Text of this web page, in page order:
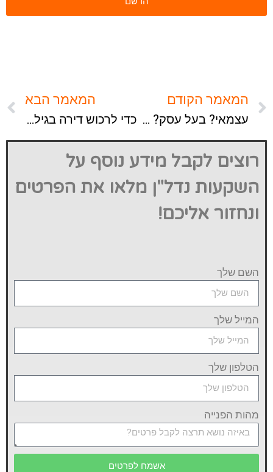
המאמר הקודם
עצמאי? בעל עסק? שוב נדפק לכם התזרים בגלל מלחמה?
המאמר הבא
כדי לרכוש דירה בגיל 18, צריך להתחיל בגיל 10
רוצים לקבל מידע נוסף על
השקעות נדל"ן מלאו את הפרטים
ונחזור אליכם!
השם שלך
המייל שלך
הטלפון שלך
מהות הפנייה
אשמח לפרטים